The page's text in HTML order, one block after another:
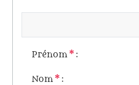
Prénom * :
Nom * :